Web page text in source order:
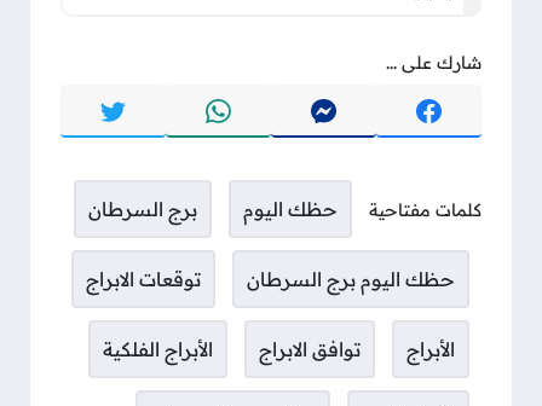
شارك على ...
كلمات مفتاحية حظك اليوم برج السرطان
حظك اليوم برج السرطان توقعات الابراج
الأبراج توافق الابراج الأبراج الفلكية